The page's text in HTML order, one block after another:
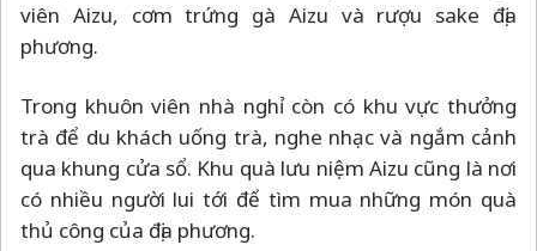
viên Aizu, cơm trứng gà Aizu và rượu sake địa
phương.
Trong khuôn viên nhà nghỉ còn có khu vực thưởng
trà để du khách uống trà, nghe nhạc và ngắm cảnh
qua khung cửa sổ. Khu quà lưu niệm Aizu cũng là nơi
có nhiều người lui tới để tìm mua những món quà
thủ công của địa phương.